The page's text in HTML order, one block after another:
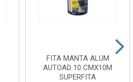
FITA MANTA ALUM
AUTOAD 10 CMX10M
SUPERFITA